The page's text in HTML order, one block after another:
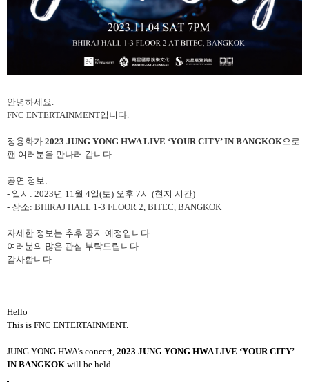
안녕하세요.
FNC ENTERTAINMENT입니다.
정용화가 2023 JUNG YONG HWA LIVE ‘YOUR CITY’ IN BANGKOK으로
팬 여러분을 만나러 갑니다.
공연 정보:
- 일시 : 2023년 11월 4일(토) 오후 7시 (현지 시간)
- 장소: BHIRAJ HALL 1-3 FLOOR 2, BITEC, BANGKOK
자세한 정보는 추후 공지 예정입니다.
여러분의 많은 관심 부탁드립니다.
감사합니다.
Hello
This is FNC ENTERTAINMENT.
JUNG YONG HWA’s concert, 2023 JUNG YONG HWA LIVE ‘YOUR CITY’
IN BANGKOK will be held.